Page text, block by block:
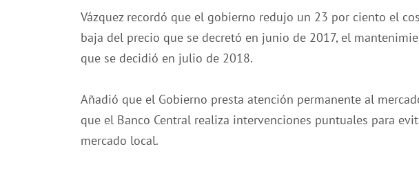
Vázquez recordó que el gobierno redujo un 23 por ciento el
baja del precio que se decretó en junio de 2017, el
que se decidió en julio de 2018.
Añadió que el Gobierno presta atención permanente al
que el Banco Central realiza intervenciones puntuales para
mercado local.